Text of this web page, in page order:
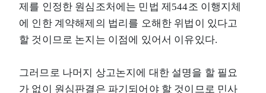
제를 인정한 원심조처에는 민법 제544조 이행지체
에 인한 계약해제의 법리를 오해한 위법이 있다고
할 것이므로 논지는 이점에 있어서 이유있다.
그러므로 나머지 상고논지에 대한 설명을 할 필요
가 없이 원심판결은 파기되어야 할 것이므로 민사